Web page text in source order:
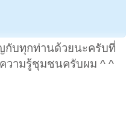
บทุกท่านด้วยนะครับที่
วามรู้ชุมชนครับผม ^ ^